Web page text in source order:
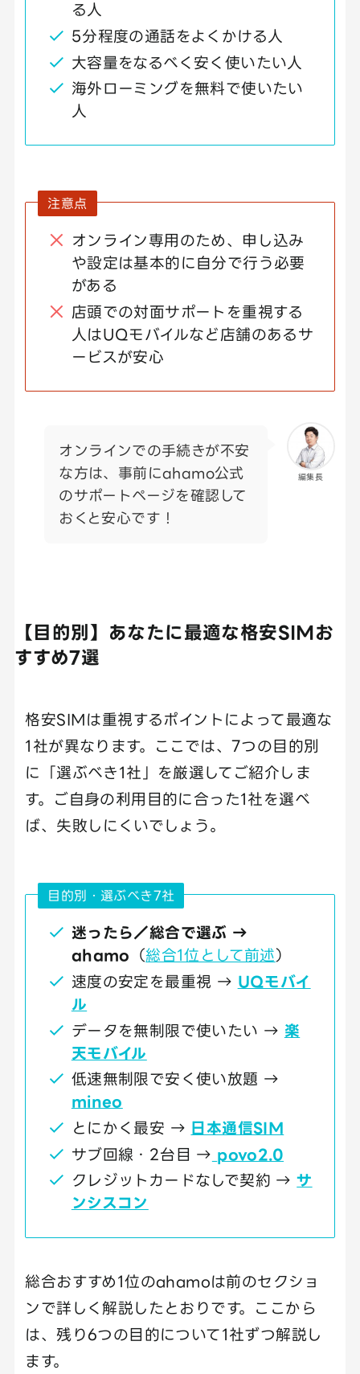
る人
5分程度の通話をよくかける人
大容量をなるべく安く使いたい人
海外ローミングを無料で使いたい
人
注意点
オンライン専用のため、申し込み
や設定は基本的に自分で行う必要
がある
店頭での対面サポートを重視する
人はUQモバイルなど店舗のあるサ
ービスが安心
編集長
オンラインでの手続きが不安
な方は、事前にahamo公式
のサポートページを確認して
おくと安心です！
【目的別】あなたに最適な格安SIMお
すすめ7選
格安SIMは重視するポイントによって最適な
1社が異なります。ここでは、7つの目的別
に「選ぶべき1社」を厳選してご紹介しま
す。ご自身の利用目的に合った1社を選べ
ば、失敗しにくいでしょう。
目的別・選ぶべき7社
迷ったら／総合で選ぶ →
ahamo （総合1位として前述）
速度の安定を最重視 → UQモバイ
ル
データを無制限で使いたい → 楽
天モバイル
低速無制限で安く使い放題 →
mineo
とにかく最安 → 日本通信SIM
サブ回線・2台目 → povo2.0
クレジットカードなしで契約 →サ
ンシスコン
総合おすすめ1位のahamoは前のセクショ
ンで詳しく解説したとおりです。ここから
は、残り6つの目的について1社ずつ解説し
ます。